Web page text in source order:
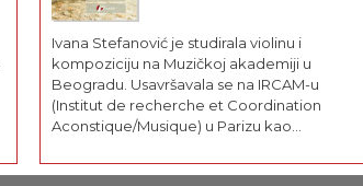
Ivana Stefanović je studirala violinu i
kompoziciju na Muzičkoj akademiji u
Beogradu. Usavršavala se na IRCAM-u
(Institut de recherche et Coordination
Aconstique/Musique) u Parizu kao
Stefanović izvođena su u zemlji i